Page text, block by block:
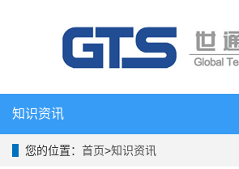
知识资讯
您的位置： 首页>知识资讯